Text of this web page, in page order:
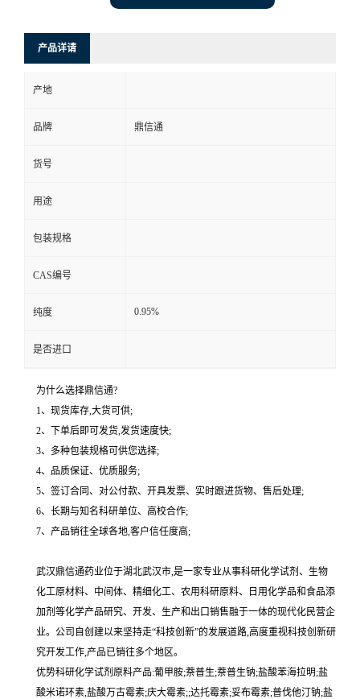
产品详请
产地
品牌 鼎信通
货号
用途
包装规格
CAS编号
纯度 0.95%
是否进口
为什么选择鼎信通?
1、现货库存,大货可供;
2、下单后即可发货,发货速度快;
3、多种包装规格可供您选择;
4、品质保证、优质服务;
5、签订合同、对公付款、开具发票、实时跟进货物、售后处理;
6、长期与知名科研单位、高校合作;
7、产品销往全球各地,客户信任度高;
武汉鼎信通药业位于湖北武汉市,是一家专业从事科研化学试剂、生物
化工原材料、中间体、精细化工、农用科研原料、日用化学品和食品添
加剂等化学产品研究、开发、生产和出口销售融于一体的现代化民营企
业。公司自创建以来坚持走“科技创新”的发展道路,高度重视科技创新研
究开发工作,产品已销往多个地区。
优势科研化学试剂原料产品:葡甲胺;萘普生;萘普生钠;盐酸苯海拉明;盐
酸米诺环素,盐酸万古霉素;庆大霉素;;达托霉素;妥布霉素;普伐他汀钠;盐